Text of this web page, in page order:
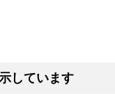
しています